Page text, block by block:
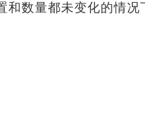
和数量都未变化的情